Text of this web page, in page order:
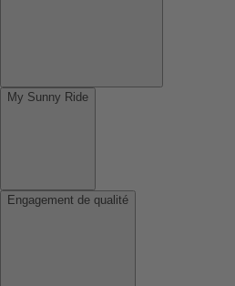
My Sunny Ride
Engagement de qualité